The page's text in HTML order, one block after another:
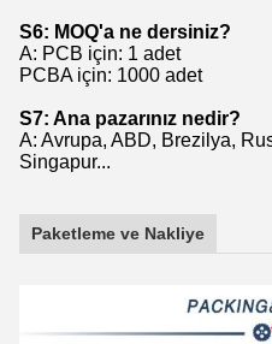
S6: MOQ'a ne dersiniz?
A: PCB için: 1 adet
PCBA için: 1000 adet
S7: Ana pazarınız nedir?
A: Avrupa, ABD, Brezilya,
Singapur...
Paketleme ve Nakliye